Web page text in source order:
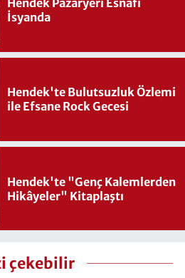
Hendek Pazaryeri Esnafı
İsyanda
Hendek'te Bulutsuzluk Özlemi
ile Efsane Rock Gecesi
Hendek'te "Genç Kalemlerden
Hikâyeler" Kitaplaştı
çekebilir